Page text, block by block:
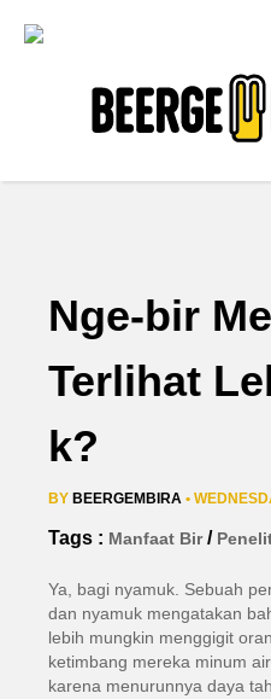
Nge-bir
Terlihat
k?
BY BEERGEMBIRA •
Tags : Manfaat Bir/
Ya, bagi nyamuk. Sebuah
dan nyamuk mengatakan
lebih mungkin menggigit
ketimbang mereka minum
karena menurunnya daya